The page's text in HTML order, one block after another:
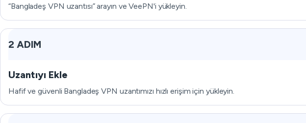
“Bangladeş VPN uzantısı” arayın ve VeePN'i yükleyin.
2 ADIM
Uzantıyı Ekle
Hafif ve güvenli Bangladeş VPN uzantımızı hızlı erişim için yükleyin.